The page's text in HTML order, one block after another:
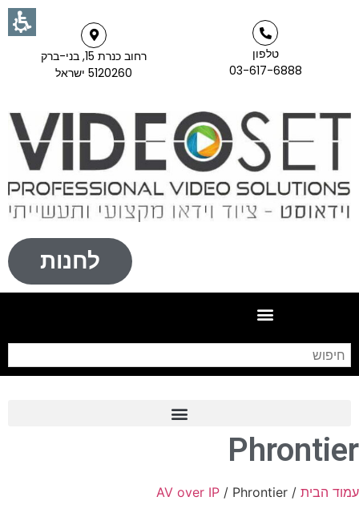
טלפון
03-617-6888
רחוב כנרת 15, בני-ברק
5120260 ישראל
לחנות
Frame Grabber
Industrial Camera
Phrontier
עמוד הבית /
AV over IP / Phrontier